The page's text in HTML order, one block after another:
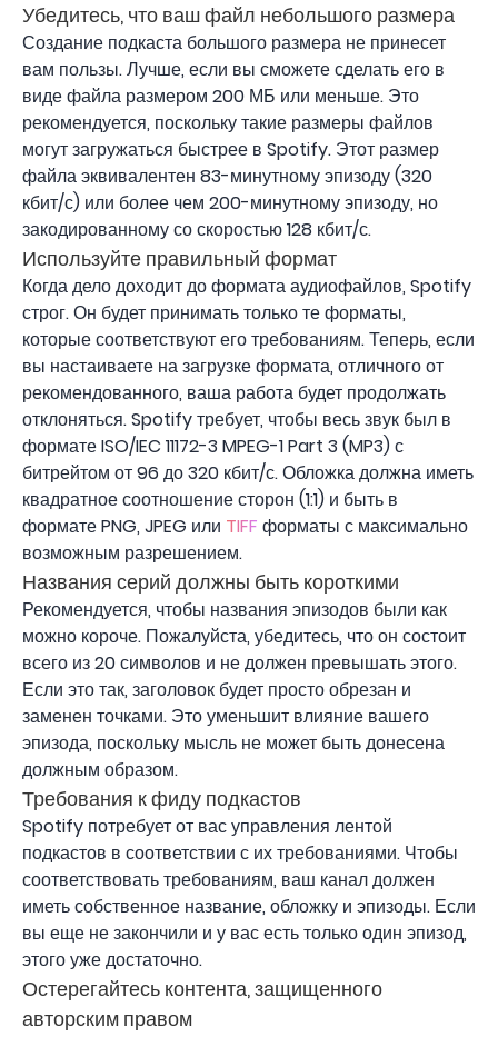
Убедитесь, что ваш файл небольшого размера
Создание подкаста большого размера не принесет
вам пользы. Лучше, если вы сможете сделать его в
виде файла размером 200 МБ или меньше. Это
рекомендуется, поскольку такие размеры файлов
могут загружаться быстрее в Spotify. Этот размер
файла эквивалентен 83-минутному эпизоду (320
кбит/с) или более чем 200-минутному эпизоду, но
закодированному со скоростью 128 кбит/с.
Используйте правильный формат
Когда дело доходит до формата аудиофайлов, Spotify
строг. Он будет принимать только те форматы,
которые соответствуют его требованиям. Теперь, если
вы настаиваете на загрузке формата, отличного от
рекомендованного, ваша работа будет продолжать
отклоняться. Spotify требует, чтобы весь звук был в
формате ISO/IEC 11172-3 MPEG-1 Part 3 (MP3) с
битрейтом от 96 до 320 кбит/с. Обложка должна иметь
квадратное соотношение сторон (1:1) и быть в
формате PNG, JPEG или TIFF форматы с максимально
возможным разрешением.
Названия серий должны быть короткими
Рекомендуется, чтобы названия эпизодов были как
можно короче. Пожалуйста, убедитесь, что он состоит
всего из 20 символов и не должен превышать этого.
Если это так, заголовок будет просто обрезан и
заменен точками. Это уменьшит влияние вашего
эпизода, поскольку мысль не может быть донесена
должным образом.
Требования к фиду подкастов
Spotify потребует от вас управления лентой
подкастов в соответствии с их требованиями. Чтобы
соответствовать требованиям, ваш канал должен
иметь собственное название, обложку и эпизоды. Если
вы еще не закончили и у вас есть только один эпизод,
этого уже достаточно.
Остерегайтесь контента, защищенного
авторским правом